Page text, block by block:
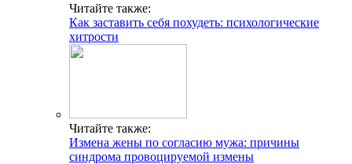
Читайте также:
Как заставить себя похудеть: психологические
хитрости
Читайте также:
Измена жены по согласию мужа: причины
синдрома провоцируемой измены